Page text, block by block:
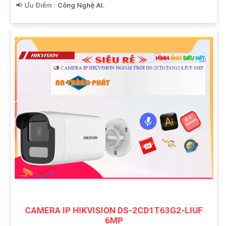
️📢 Ưu Điểm : Công Nghệ AI.
CAMERA IP HIKVISION DS-2CD1T63G2-LIUF
6MP